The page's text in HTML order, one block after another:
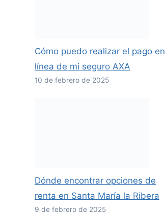
Cómo puedo realizar el pago en
línea de mi seguro AXA
10 de febrero de 2025
Dónde encontrar opciones de
renta en Santa María la Ribera
9 de febrero de 2025